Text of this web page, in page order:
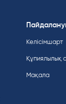
Келісімшарт
Құпиялылық
Мақала